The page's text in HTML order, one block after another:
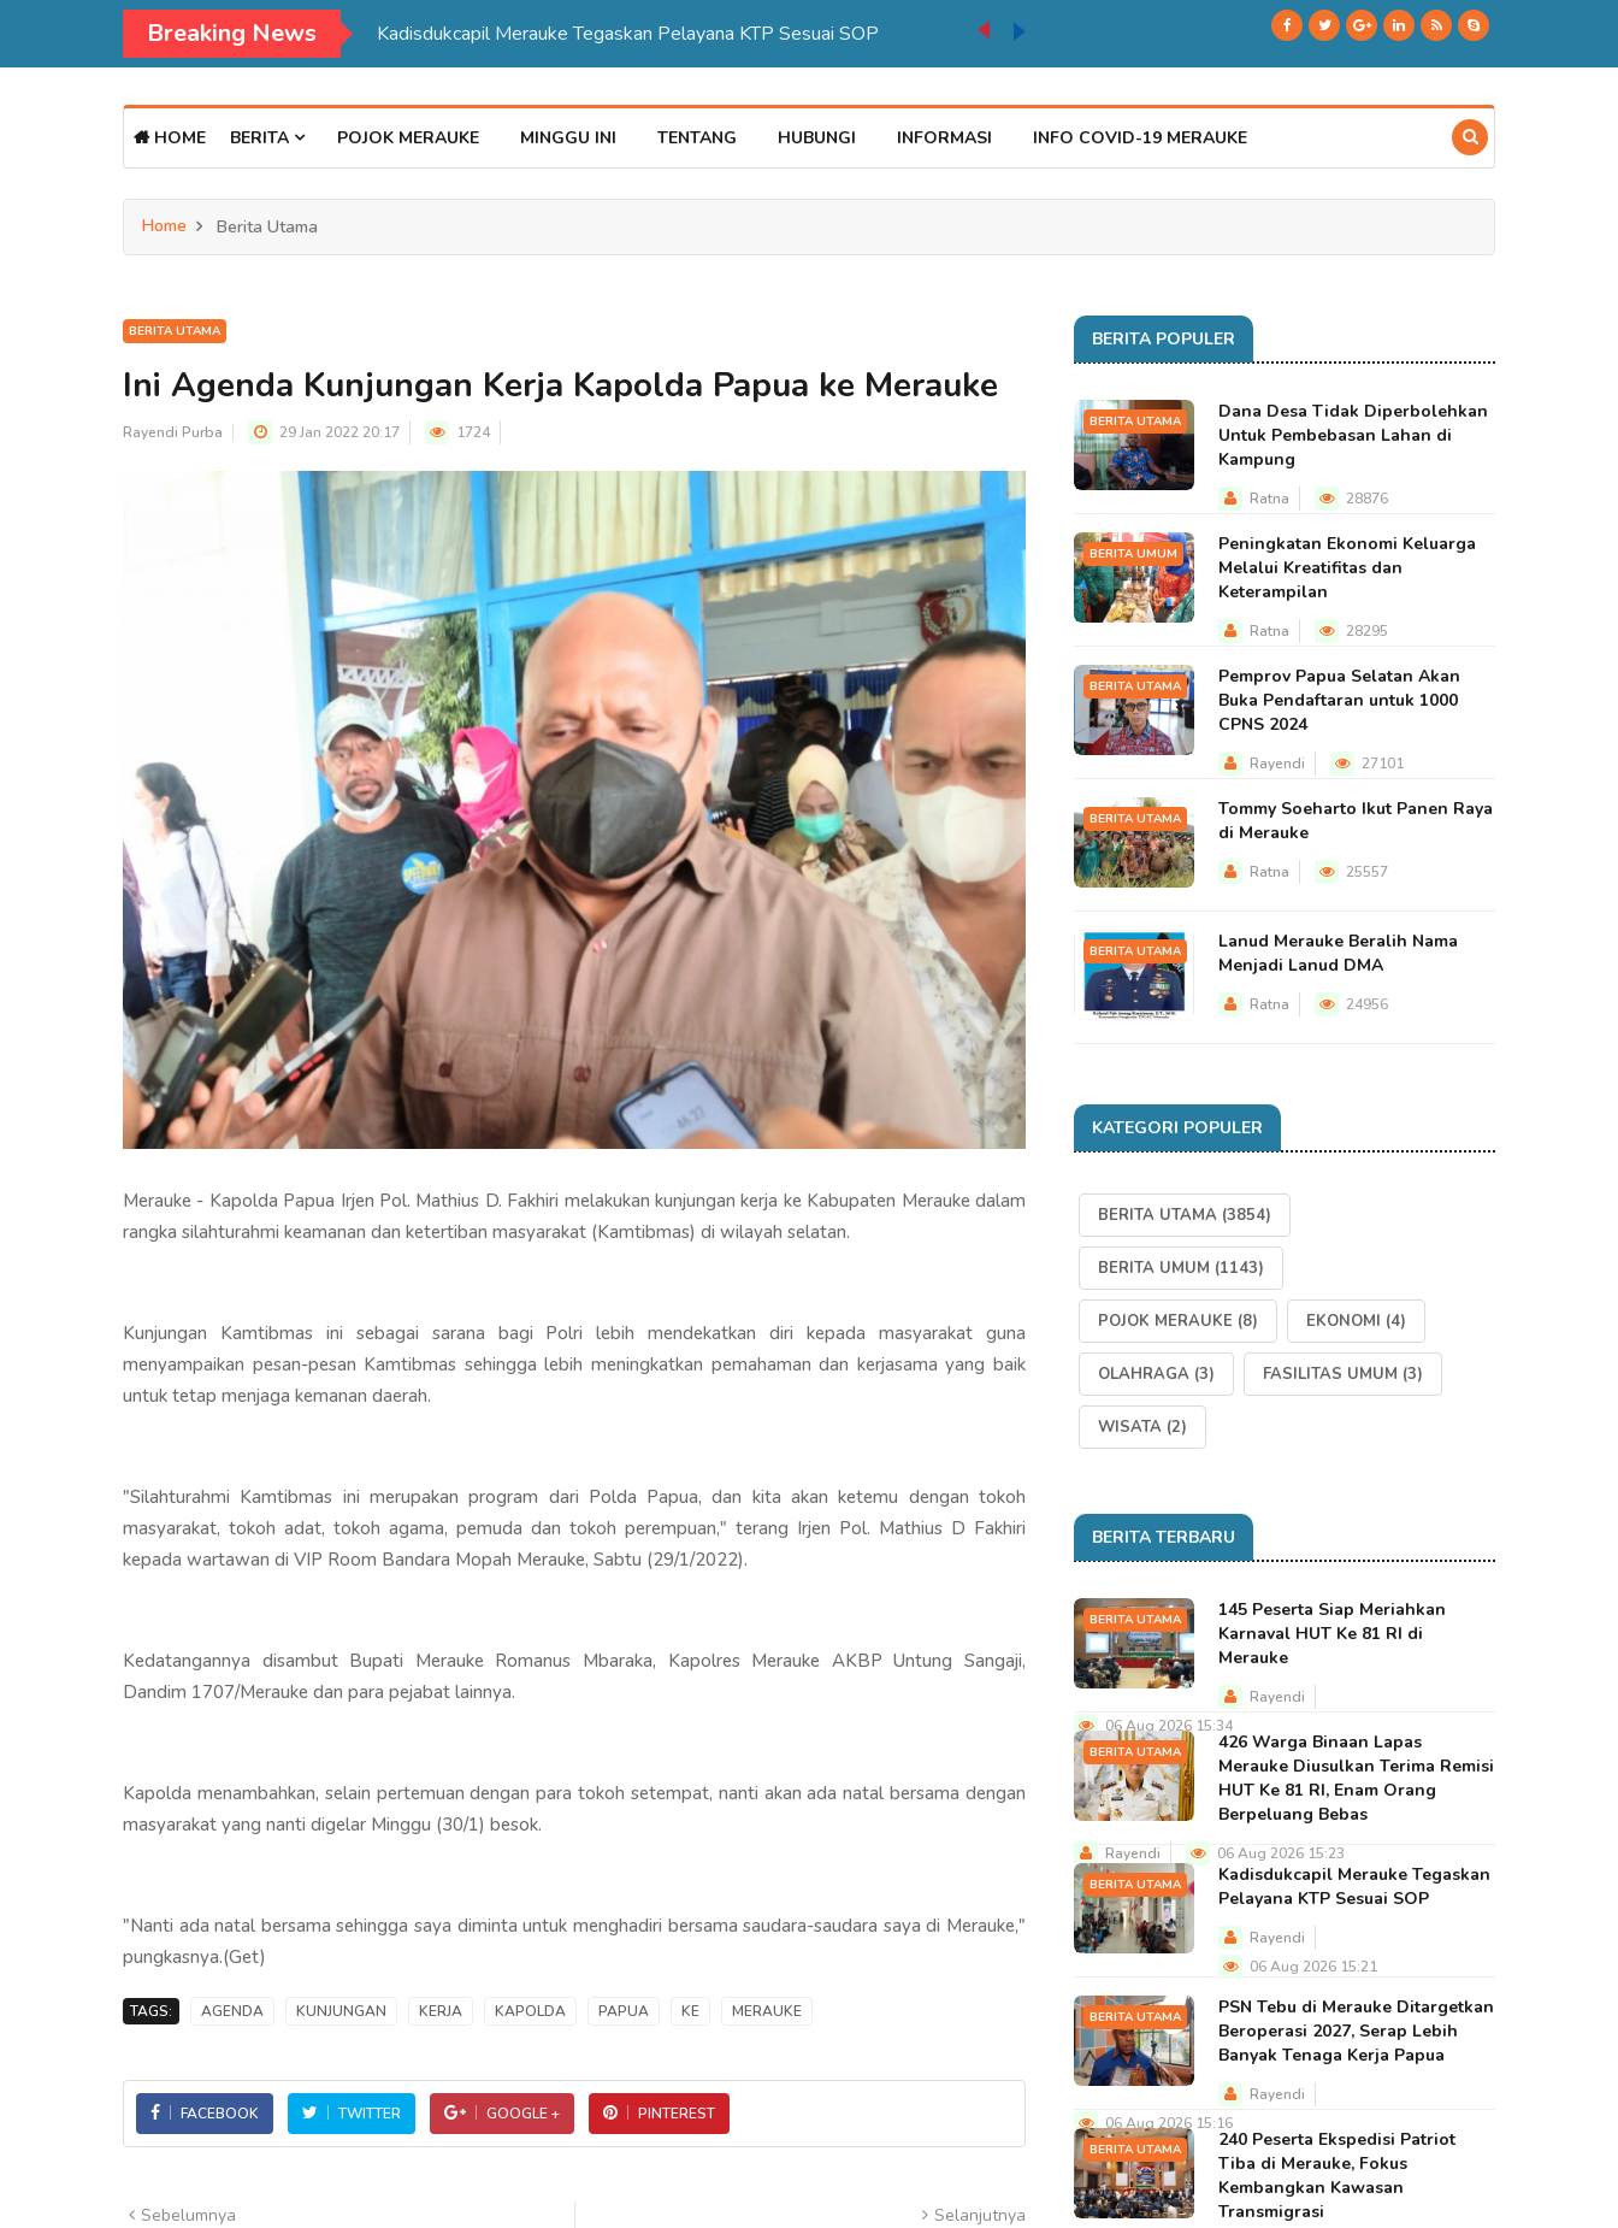
Breaking News Kadisdukcapil Merauke Tegaskan Pelayana KTP Sesuai SOP
HOME BERITA POJOK MERAUKE MINGGU INI TENTANG HUBUNGI INFORMASI INFO COVID-19 MERAUKE
Home Berita Utama
BERITA UTAMA
Ini Agenda Kunjungan Kerja Kapolda Papua ke Merauke
Rayendi Purba 29 Jan 2022 20:17 1724
Merauke - Kapolda Papua Irjen Pol. Mathius D. Fakhiri melakukan kunjungan kerja ke Kabupaten Merauke dalam
rangka silahturahmi keamanan dan ketertiban masyarakat (Kamtibmas) di wilayah selatan.
Kunjungan Kamtibmas ini sebagai sarana bagi Polri lebih mendekatkan diri kepada masyarakat guna
menyampaikan pesan-pesan Kamtibmas sehingga lebih meningkatkan pemahaman dan kerjasama yang baik
untuk tetap menjaga kemanan daerah.
"Silahturahmi Kamtibmas ini merupakan program dari Polda Papua, dan kita akan ketemu dengan tokoh
masyarakat, tokoh adat, tokoh agama, pemuda dan tokoh perempuan," terang Irjen Pol. Mathius D Fakhiri
kepada wartawan di VIP Room Bandara Mopah Merauke, Sabtu (29/1/2022).
Kedatangannya disambut Bupati Merauke Romanus Mbaraka, Kapolres Merauke AKBP Untung Sangaji,
Dandim 1707/Merauke dan para pejabat lainnya.
Kapolda menambahkan, selain pertemuan dengan para tokoh setempat, nanti akan ada natal bersama dengan
masyarakat yang nanti digelar Minggu (30/1) besok.
"Nanti ada natal bersama sehingga saya diminta untuk menghadiri bersama saudara-saudara saya di Merauke,"
pungkasnya.(Get)
TAGS: AGENDA KUNJUNGAN KERJA KAPOLDA PAPUA KE MERAUKE
FACEBOOK TWITTER GOOGLE + PINTEREST
Sebelumnya Selanjutnya
BERITA POPULER
BERITA UTAMA
Dana Desa Tidak Diperbolehkan
Untuk Pembebasan Lahan di
Kampung
Ratna 28876
BERITA UMUM
Peningkatan Ekonomi Keluarga
Melalui Kreatifitas dan
Keterampilan
Ratna 28295
BERITA UTAMA
Pemprov Papua Selatan Akan
Buka Pendaftaran untuk 1000
CPNS 2024
Rayendi 27101
BERITA UTAMA
Tommy Soeharto Ikut Panen Raya
di Merauke
Ratna 25557
BERITA UTAMA
Lanud Merauke Beralih Nama
Menjadi Lanud DMA
Ratna 24956
KATEGORI POPULER
BERITA UTAMA (3854)
BERITA UMUM (1143)
POJOK MERAUKE (8) EKONOMI (4)
OLAHRAGA (3) FASILITAS UMUM (3)
WISATA (2)
BERITA TERBARU
BERITA UTAMA
145 Peserta Siap Meriahkan
Karnaval HUT Ke 81 RI di
Merauke
Rayendi
06 Aug 2026 15:34
BERITA UTAMA
426 Warga Binaan Lapas
Merauke Diusulkan Terima Remisi
HUT Ke 81 RI, Enam Orang
Berpeluang Bebas
Rayendi 06 Aug 2026 15:23
BERITA UTAMA
Kadisdukcapil Merauke Tegaskan
Pelayana KTP Sesuai SOP
Rayendi
06 Aug 2026 15:21
BERITA UTAMA
PSN Tebu di Merauke Ditargetkan
Beroperasi 2027, Serap Lebih
Banyak Tenaga Kerja Papua
Rayendi
06 Aug 2026 15:16
BERITA UTAMA
240 Peserta Ekspedisi Patriot
Tiba di Merauke, Fokus
Kembangkan Kawasan
Transmigrasi